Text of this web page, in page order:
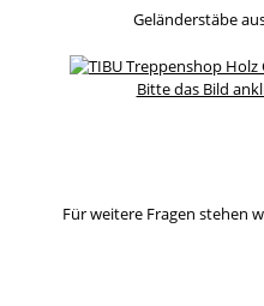
Geländerstäbe
Bitte das Bild
Für weitere Fragen stehen